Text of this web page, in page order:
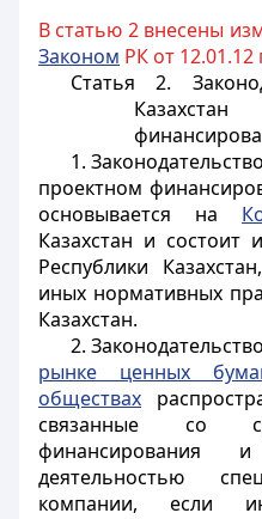
В статью 2 внесены
Законом РК от 12.01.12
Статья 2.
1.
проектном
основывается на
Казахстан и состоит
Республики
иных нормативных
Казахстан.
2.
рынке ценных
обществах
связанные со
финансирования
деятельностью
компании, если